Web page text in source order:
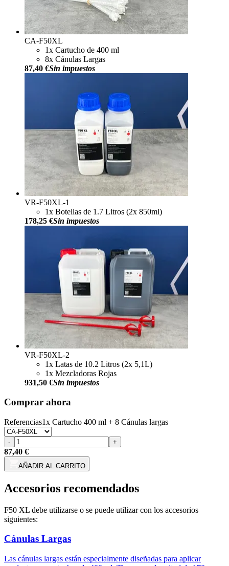
CA-F50XL
1x Cartucho de 400 ml
8x Cánulas Largas
87,40 €Sin impuestos
VR-F50XL-1
1x Botellas de 1.7 Litros (2x 850ml)
178,25 €Sin impuestos
VR-F50XL-2
1x Latas de 10.2 Litros (2x 5,1L)
1x Mezcladoras Rojas
931,50 €Sin impuestos
Comprar ahora
Referencias1x Cartucho 400 ml + 8 Cánulas largas
- +
87,40 €
AÑADIR AL CARRITO
Accesorios recomendados
F50 XL debe utilizarse o se puede utilizar con los accesorios
siguientes:
Cánulas Largas
Las cánulas largas están especialmente diseñadas para aplicar